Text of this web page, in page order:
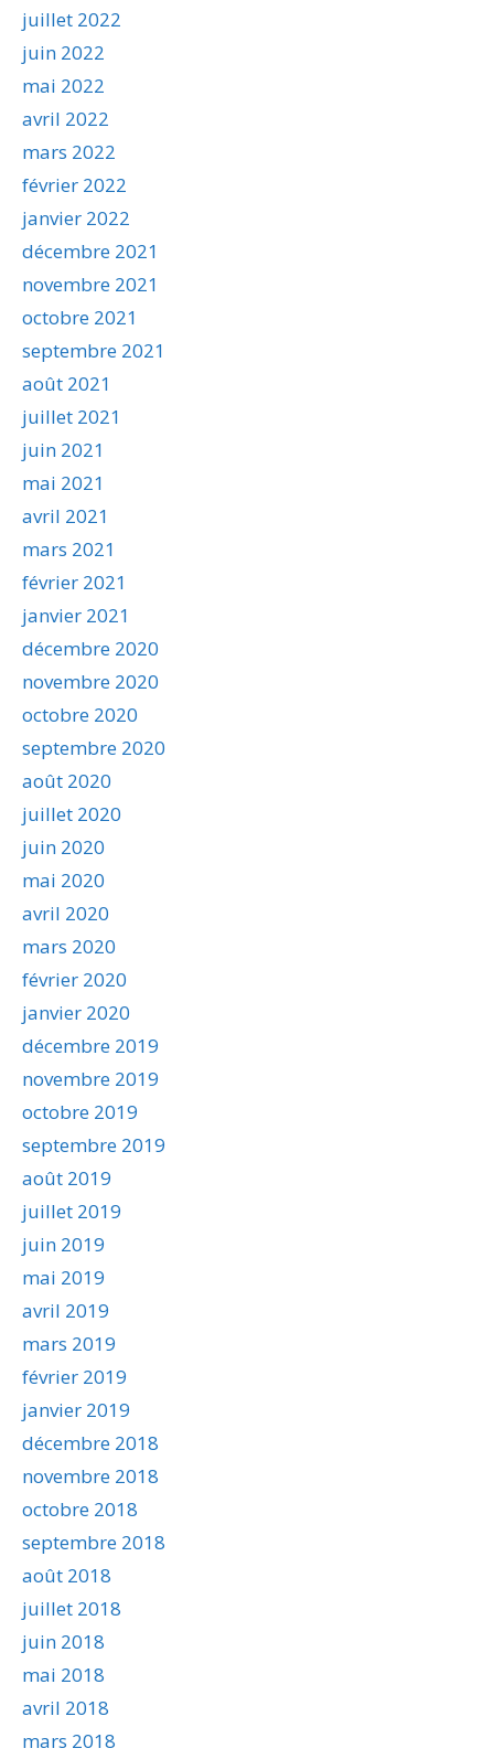
juillet 2022
juin 2022
mai 2022
avril 2022
mars 2022
février 2022
janvier 2022
décembre 2021
novembre 2021
octobre 2021
septembre 2021
août 2021
juillet 2021
juin 2021
mai 2021
avril 2021
mars 2021
février 2021
janvier 2021
décembre 2020
novembre 2020
octobre 2020
septembre 2020
août 2020
juillet 2020
juin 2020
mai 2020
avril 2020
mars 2020
février 2020
janvier 2020
décembre 2019
novembre 2019
octobre 2019
septembre 2019
août 2019
juillet 2019
juin 2019
mai 2019
avril 2019
mars 2019
février 2019
janvier 2019
décembre 2018
novembre 2018
octobre 2018
septembre 2018
août 2018
juillet 2018
juin 2018
mai 2018
avril 2018
mars 2018